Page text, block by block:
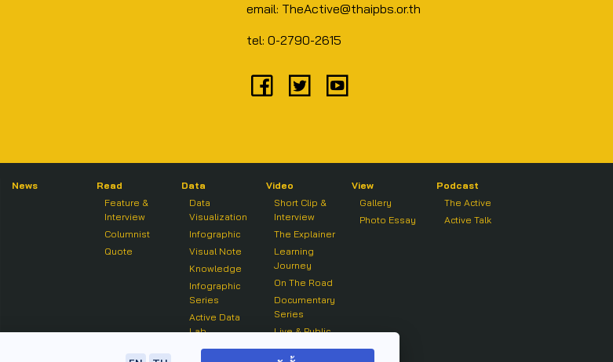
email: TheActive@thaipbs.or.th
tel: 0-2790-2615
News
Read
Feature &
Interview
Columnist
Quote
Data
Data
Visualization
Infographic
Visual Note
Knowledge
Infographic
Series
Active Data
Lab
Video
Short Clip &
Interview
The Explainer
Learning
Journey
On The Road
Documentary
Series
Live & Public
View
Gallery
Photo Essay
Podcast
The Active
Active Talk